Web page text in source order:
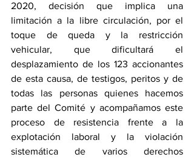
2020, decisión que implica una
limitación a la libre circulación, por el
toque de queda y la restricción
vehicular, que dificultará el
desplazamiento de los 123 accionantes
de esta causa, de testigos, peritos y de
todas las personas quienes hacemos
parte del Comité y acompañamos este
proceso de resistencia frente a la
explotación laboral y la violación
sistemática de varios derechos